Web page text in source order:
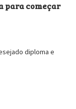
para começar
diploma e